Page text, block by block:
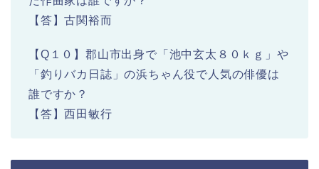
【答】古関裕而
【Q１０】郡山市出身で「池中玄太８０ｋｇ」や
「釣りバカ日誌」の浜ちゃん役で人気の俳優は
誰ですか？
【答】西田敏行